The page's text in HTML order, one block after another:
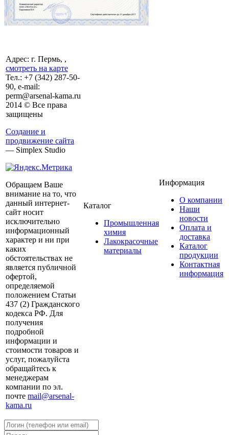
Адрес: г. Пермь, ,
смотреть на карте
Тел.: +7 (342) 287-50-
90, e-mail:
perm@arsenal-kama.ru
2014 © Все права
защищены
Создание и
продвижение сайта
— Simplex Studio
Обращаем Ваше
внимание на то, что
данный интернет-
сайт носит
исключительно
информационный
характер и ни при
каких
обстоятельствах не
является публичной
офертой,
определяемой
положением Статьи
437 (2) Гражданского
кодекса РФ. Для
получения
подробной
информации и
стоимости товаров и
услуг, пожалуйста
обращайтесь к
менеджерам
компании по эл.
почте mail@arsenal-
kama.ru
Каталог
Промышленная
химия
Лакокрасочные
материалы
Информация
О компании
Наши
новости
Оплата и
доставка
Каталог
продукции
Контактная
информация